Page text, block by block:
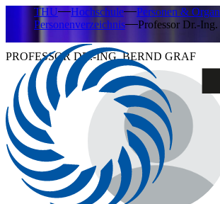
THU Hochschule
Personen &
Personenverzeichnis
Professor Dr.-
PROFESSOR DR.-ING. BERND GRAF